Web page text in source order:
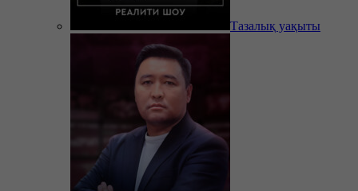
Тазалық уақыты